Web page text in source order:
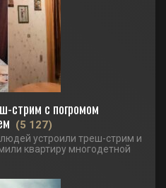
стрим с погромом
(5 127)
устроили треш-стрим и
квартиру многодетной